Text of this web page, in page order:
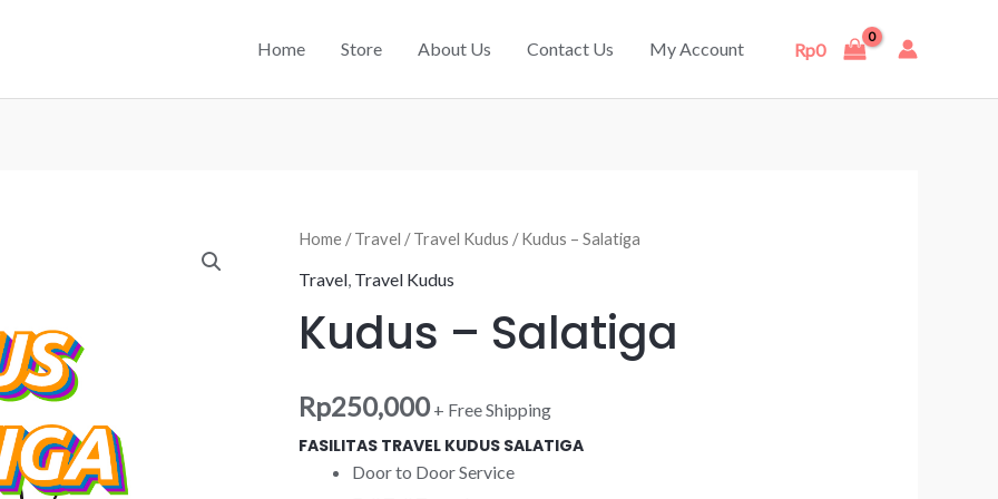
Home Store About Us Contact Us My Account Rp0
Home /Travel /Travel Kudus / Kudus – Salatiga
Travel Travel Kudus
Kudus – Salatiga
Rp250,000 + Free Shipping
FASILITAS TRAVEL KUDUS SALATIGA
Door to Door Service